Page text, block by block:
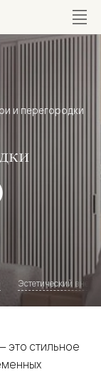
и перегородки
Эстетический
стильное